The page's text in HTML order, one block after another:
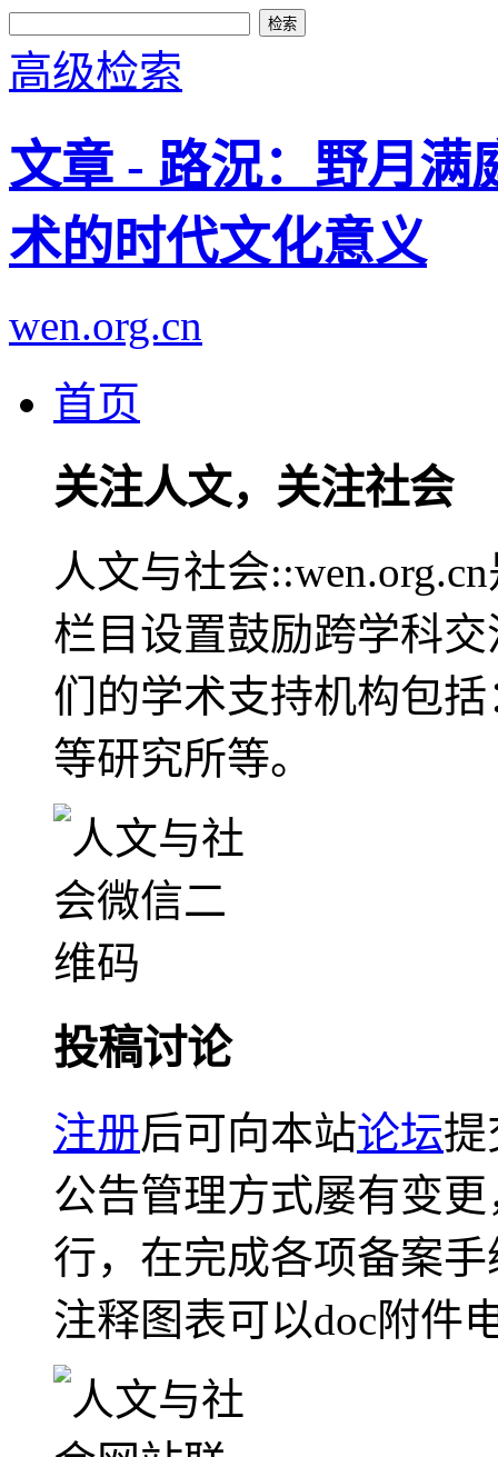
高级检索
文章 - 路況：野月满
术的时代文化意义
wen.org.cn
首页
关注人文，关注社会
人文与社会
栏目设置鼓励跨学科
们的学术支持机构包
等研究所等。
投稿讨论
注册后可向本站论坛提
公告管理方式屡有变
行，在完成各项备案
注释图表可以doc附件